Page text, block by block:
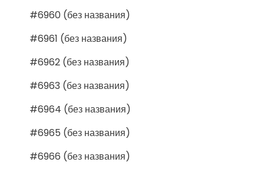
#6960 (без названия)
#6961 (без названия)
#6962 (без названия)
#6963 (без названия)
#6964 (без названия)
#6965 (без названия)
#6966 (без названия)